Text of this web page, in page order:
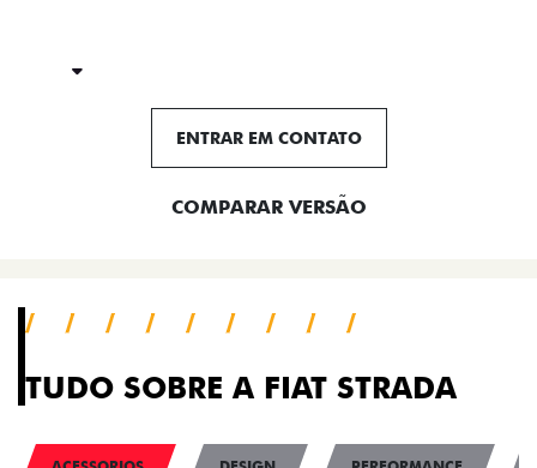
ENTRAR EM CONTATO
COMPARAR VERSÃO
TUDO SOBRE A FIAT STRADA